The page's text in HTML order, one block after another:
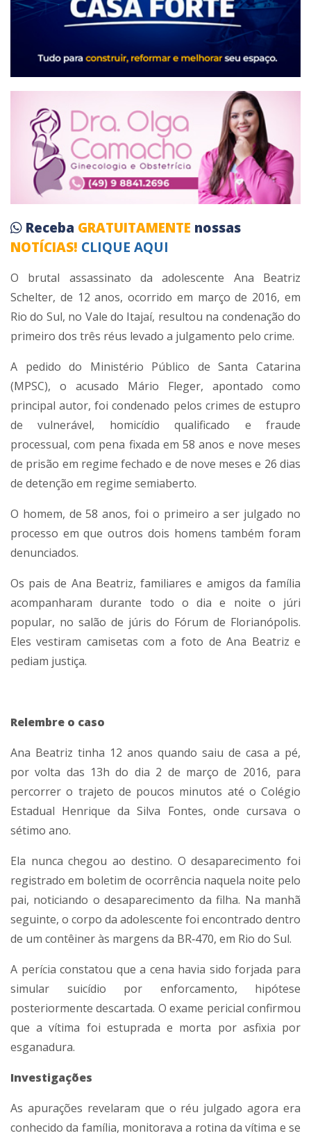
Receba GRATUITAMENTE nossas
NOTÍCIAS! CLIQUE AQUI
O brutal assassinato da adolescente Ana Beatriz
Schelter, de 12 anos, ocorrido em março de 2016, em
Rio do Sul, no Vale do Itajaí, resultou na condenação do
primeiro dos três réus levado a julgamento pelo crime.
A pedido do Ministério Público de Santa Catarina
(MPSC), o acusado Mário Fleger, apontado como
principal autor, foi condenado pelos crimes de estupro
de vulnerável, homicídio qualificado e fraude
processual, com pena fixada em 58 anos e nove meses
de prisão em regime fechado e de nove meses e 26 dias
de detenção em regime semiaberto.
O homem, de 58 anos, foi o primeiro a ser julgado no
processo em que outros dois homens também foram
denunciados.
Os pais de Ana Beatriz, familiares e amigos da família
acompanharam durante todo o dia e noite o júri
popular, no salão de júris do Fórum de Florianópolis.
Eles vestiram camisetas com a foto de Ana Beatriz e
pediam justiça.
Relembre o caso
Ana Beatriz tinha 12 anos quando saiu de casa a pé,
por volta das 13h do dia 2 de março de 2016, para
percorrer o trajeto de poucos minutos até o Colégio
Estadual Henrique da Silva Fontes, onde cursava o
sétimo ano.
Ela nunca chegou ao destino. O desaparecimento foi
registrado em boletim de ocorrência naquela noite pelo
pai, noticiando o desaparecimento da filha. Na manhã
seguinte, o corpo da adolescente foi encontrado dentro
de um contêiner às margens da BR‑470, em Rio do Sul.
A perícia constatou que a cena havia sido forjada para
simular suicídio por enforcamento, hipótese
posteriormente descartada. O exame pericial confirmou
que a vítima foi estuprada e morta por asfixia por
esganadura.
Investigações
As apurações revelaram que o réu julgado agora era
conhecido da família, monitorava a rotina da vítima e se